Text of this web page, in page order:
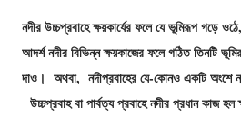
নদীর উচ্চপ্রবাহে ক্ষয়কার্যের ফলে যে ভূমিরূপ গড়ে
আদর্শ নদীর বিভিন্ন ক্ষয়কাজের ফলে গঠিত তিনটি
দাও। অথবা, নদীপ্রবাহের যে-কোনও একটি
উচ্চপ্রবাহ বা পার্বত্য প্রবাহে নদীর প্রধান কাজ